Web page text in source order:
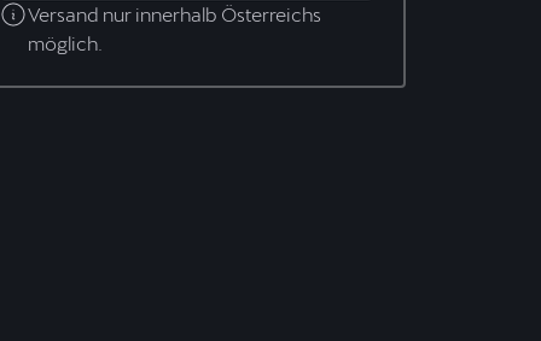
Versand nur innerhalb Österreichs
möglich.